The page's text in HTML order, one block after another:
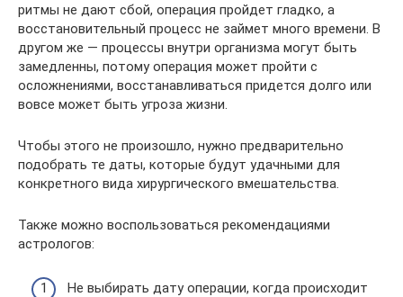
ритмы не дают сбой, операция пройдет гладко, а
восстановительный процесс не займет много времени. В
другом же — процессы внутри организма могут быть
замедленны, потому операция может пройти с
осложнениями, восстанавливаться придется долго или
вовсе может быть угроза жизни.
Чтобы этого не произошло, нужно предварительно
подобрать те даты, которые будут удачными для
конкретного вида хирургического вмешательства.
Также можно воспользоваться рекомендациями
астрологов:
Не выбирать дату операции, когда происходит